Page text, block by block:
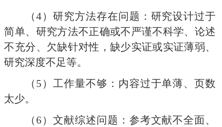
（4）研究方法存在问题：研究设计过于
简单、研究方法不正确或不严谨不科学、论述
不充分、欠缺针对性，缺少实证或实证薄弱、
研究深度不足等。
（5）工作量不够：内容过于单薄、页数
太少。
（6）文献综述问题：参考文献不全面、